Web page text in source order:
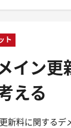
ト
イン更
える
新料に関するデ